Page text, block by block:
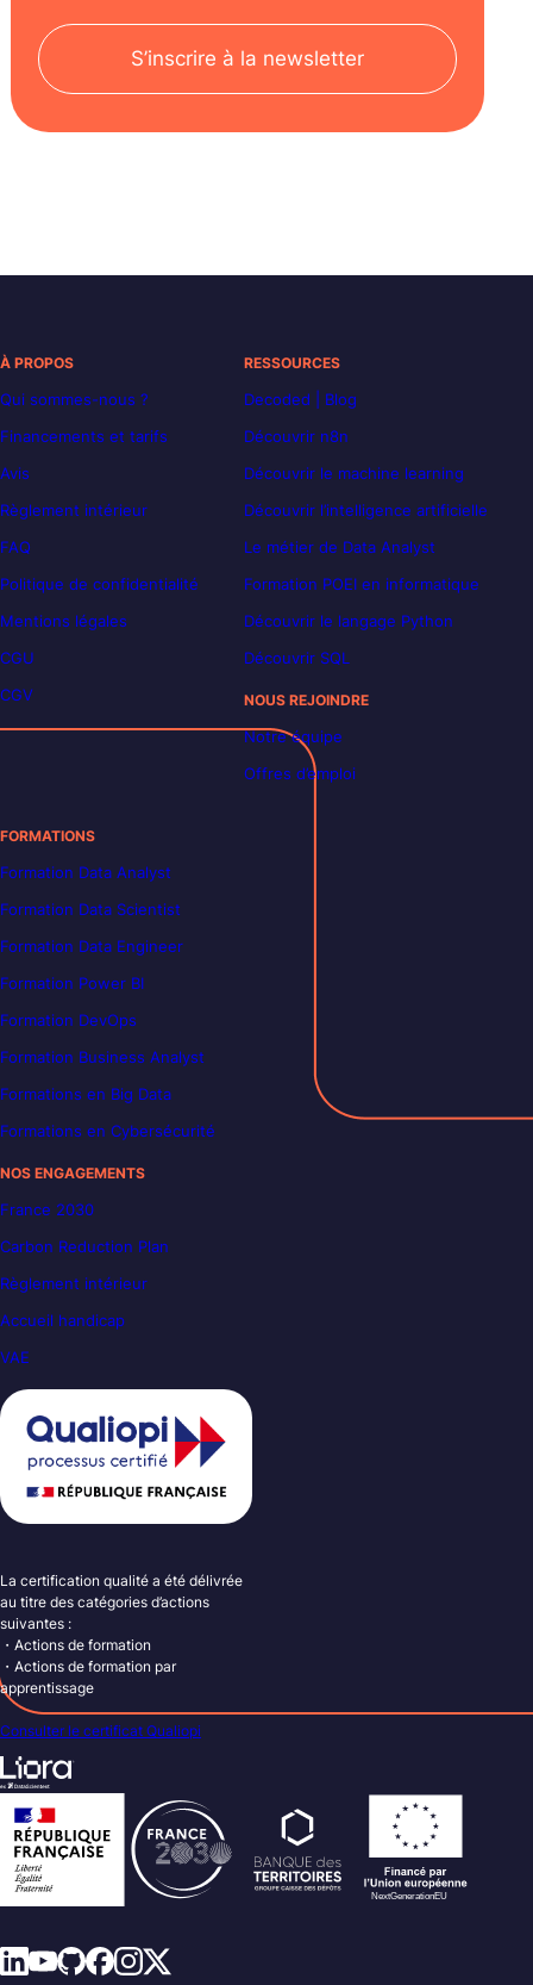
S’inscrire à la newsletter
À PROPOS
Qui sommes-nous ?
Financements et tarifs
Avis
Règlement intérieur
FAQ
Politique de confidentialité
Mentions légales
CGU
CGV
RESSOURCES
Decoded | Blog
Découvrir n8n
Découvrir le machine learning
Découvrir l’intelligence artificielle
Le métier de Data Analyst
Formation POEI en informatique
Découvrir le langage Python
Découvrir SQL
NOUS REJOINDRE
Notre équipe
Offres d’emploi
FORMATIONS
Formation Data Analyst
Formation Data Scientist
Formation Data Engineer
Formation Power BI
Formation DevOps
Formation Business Analyst
Formations en Big Data
Formations en Cybersécurité
NOS ENGAGEMENTS
France 2030
Carbon Reduction Plan
Règlement intérieur
Accueil handicap
VAE
La certification qualité a été délivrée
au titre des catégories d’actions
suivantes :
・Actions de formation
・Actions de formation par
apprentissage
Consulter le certificat Qualiopi